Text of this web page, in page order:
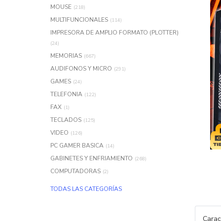
MOUSE (218)
MULTIFUNCIONALES (114)
IMPRESORA DE AMPLIO FORMATO (PLOTTER)
(24)
MEMORIAS (667)
AUDIFONOS Y MICRO (291)
GAMES (24)
TELEFONIA (122)
FAX (1)
TECLADOS (125)
VIDEO (126)
PC GAMER BASICA (14)
GABINETES Y ENFRIAMIENTO (268)
COMPUTADORAS (2)
TODAS LAS CATEGORÍAS